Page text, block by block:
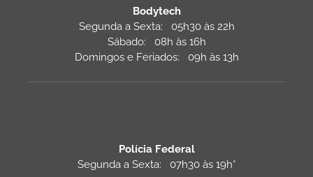
Bodytech
Segunda a Sexta: 05h30 às 22h
Sábado: 08h às 16h
Domingos e Feriados: 09h às 13h
Polícia Federal
Segunda a Sexta: 07h30 às 19h*